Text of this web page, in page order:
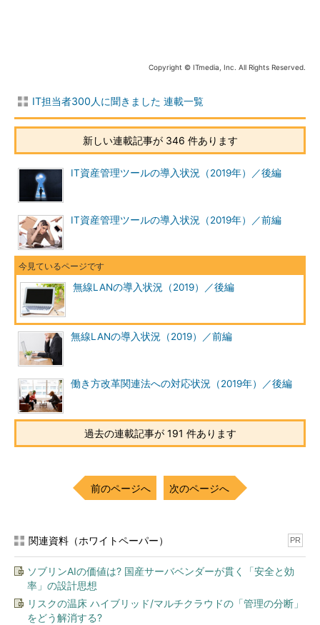
Copyright © ITmedia, Inc. All Rights Reserved.
IT担当者300人に聞きました 連載一覧
新しい連載記事が 346 件あります
IT資産管理ツールの導入状況（2019年）／後編
IT資産管理ツールの導入状況（2019年）／前編
無線LANの導入状況（2019）／後編
無線LANの導入状況（2019）／前編
働き方改革関連法への対応状況（2019年）／後編
過去の連載記事が 191 件あります
前のページへ 次のページへ
関連資料（ホワイトペーパー） PR
ソブリンAIの価値は? 国産サーバベンダーが貫く「安全と効
率」の設計思想
リスクの温床 ハイブリッド/マルチクラウドの「管理の分断」
をどう解消する?